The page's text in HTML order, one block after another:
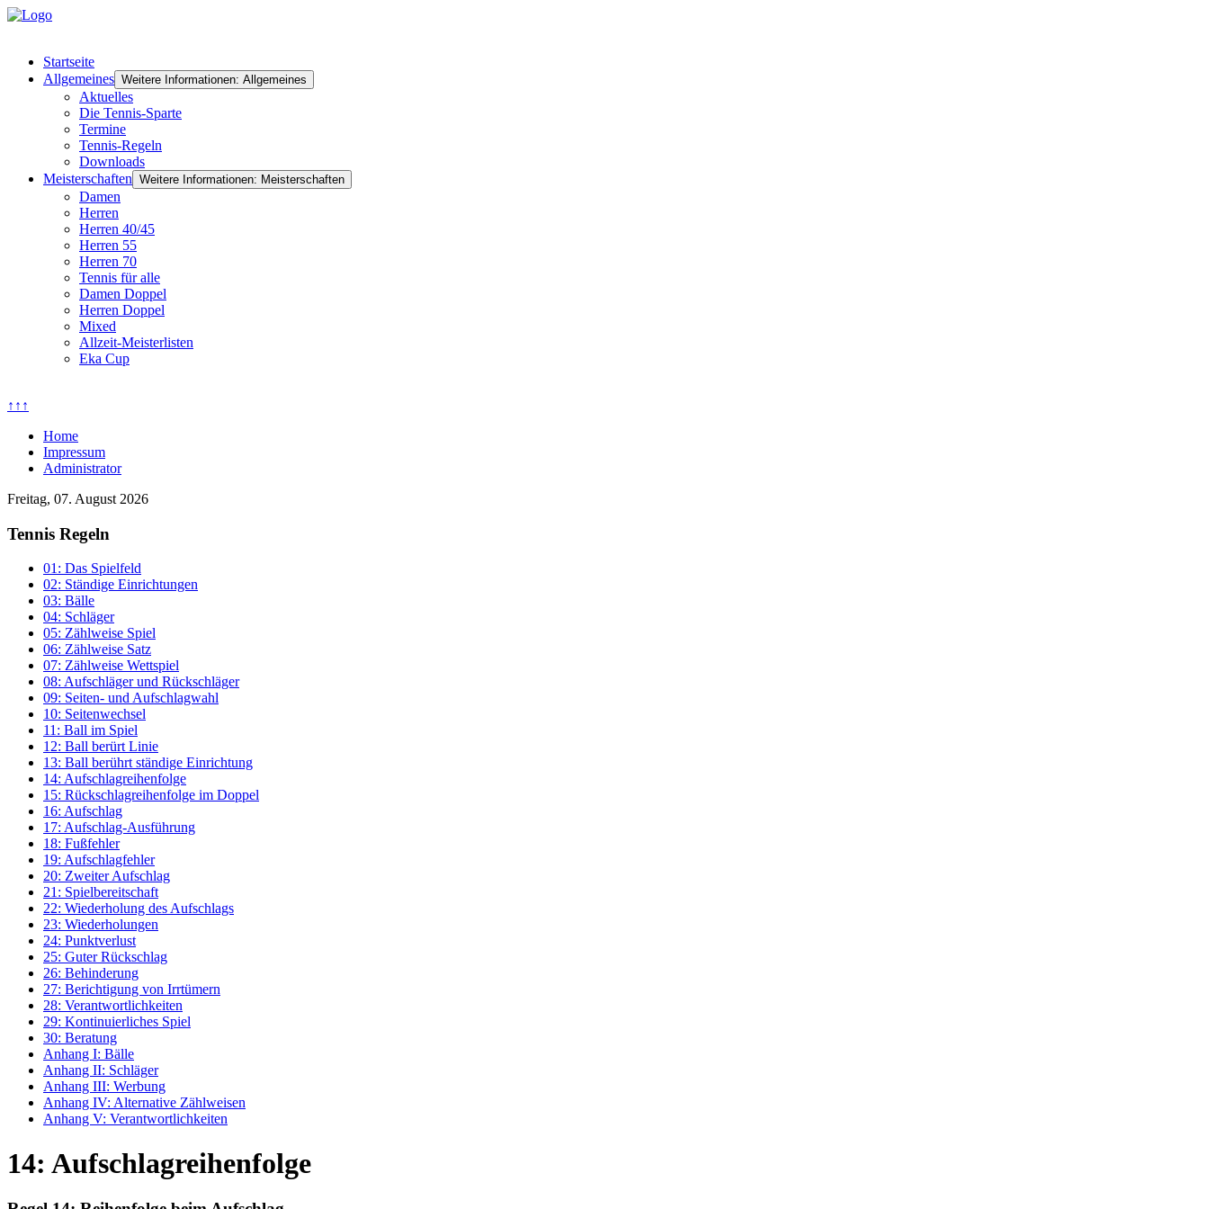
Startseite
Allgemeines Weitere Informationen: Allgemeines
Aktuelles
Die Tennis-Sparte
Termine
Tennis-Regeln
Downloads
Meisterschaften Weitere Informationen: Meisterschaften
Damen
Herren
Herren 40/45
Herren 55
Herren 70
Tennis für alle
Damen Doppel
Herren Doppel
Mixed
Allzeit-Meisterlisten
Eka Cup
↑↑↑
Home
Impressum
Administrator
Freitag, 07. August 2026
Tennis Regeln
01: Das Spielfeld
02: Ständige Einrichtungen
03: Bälle
04: Schläger
05: Zählweise Spiel
06: Zählweise Satz
07: Zählweise Wettspiel
08: Aufschläger und Rückschläger
09: Seiten- und Aufschlagwahl
10: Seitenwechsel
11: Ball im Spiel
12: Ball berürt Linie
13: Ball berührt ständige Einrichtung
14: Aufschlagreihenfolge
15: Rückschlagreihenfolge im Doppel
16: Aufschlag
17: Aufschlag-Ausführung
18: Fußfehler
19: Aufschlagfehler
20: Zweiter Aufschlag
21: Spielbereitschaft
22: Wiederholung des Aufschlags
23: Wiederholungen
24: Punktverlust
25: Guter Rückschlag
26: Behinderung
27: Berichtigung von Irrtümern
28: Verantwortlichkeiten
29: Kontinuierliches Spiel
30: Beratung
Anhang I: Bälle
Anhang II: Schläger
Anhang III: Werbung
Anhang IV: Alternative Zählweisen
Anhang V: Verantwortlichkeiten
14: Aufschlagreihenfolge